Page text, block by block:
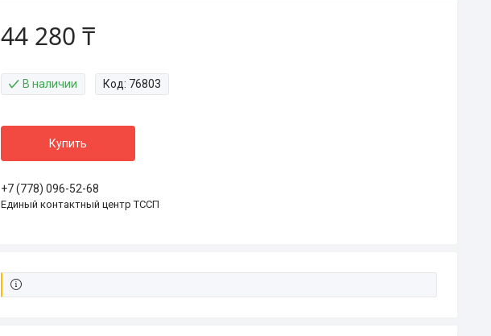
44 280 ₸
В наличии Код: 76803
Купить
+7 (778) 096-52-68
Единый контактный центр ТССП